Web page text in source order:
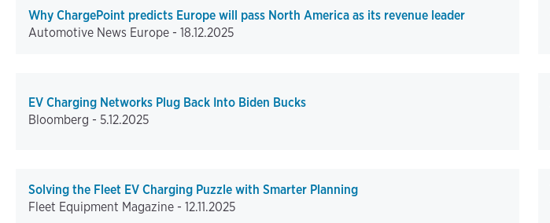
Why ChargePoint predicts Europe will pass North America as its revenue leader
Automotive News Europe - 18.12.2025
EV Charging Networks Plug Back Into Biden Bucks
Bloomberg - 5.12.2025
Solving the Fleet EV Charging Puzzle with Smarter Planning
Fleet Equipment Magazine - 12.11.2025